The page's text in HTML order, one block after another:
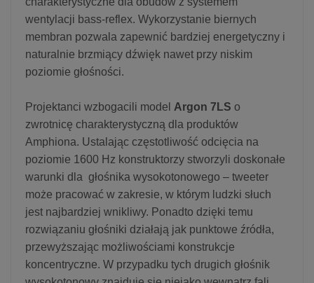
wentylacji bass-reflex. Wykorzystanie biernych
membran pozwala zapewnić bardziej energetyczny i
naturalnie brzmiący dźwięk nawet przy niskim
poziomie głośności.
Projektanci wzbogacili model Argon 7LS o
zwrotnicę charakterystyczną dla produktów
Amphiona. Ustalając częstotliwość odcięcia na
poziomie 1600 Hz konstruktorzy stworzyli doskonałe
warunki dla głośnika wysokotonowego – tweeter
może pracować w zakresie, w którym ludzki słuch
jest najbardziej wnikliwy. Ponadto dzięki temu
rozwiązaniu głośniki działają jak punktowe źródła,
przewyższając możliwościami konstrukcje
koncentryczne. W przypadku tych drugich głośnik